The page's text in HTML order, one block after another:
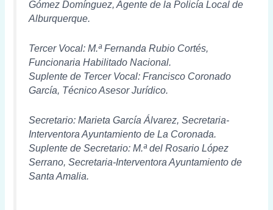
Gómez Domínguez, Agente de la Policía Local de
Alburquerque.
Tercer Vocal: M.ª Fernanda Rubio Cortés,
Funcionaria Habilitado Nacional.
Suplente de Tercer Vocal: Francisco Coronado
García, Técnico Asesor Jurídico.
Secretario: Marieta García Álvarez, Secretaria-
Interventora Ayuntamiento de La Coronada.
Suplente de Secretario: M.ª del Rosario López
Serrano, Secretaria-Interventora Ayuntamiento de
Santa Amalia.